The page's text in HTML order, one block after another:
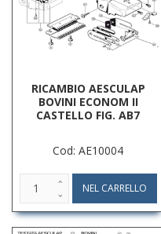
RICAMBIO AESCULAP
BOVINI ECONOM II
CASTELLO FIG. AB7
Cod: AE10004